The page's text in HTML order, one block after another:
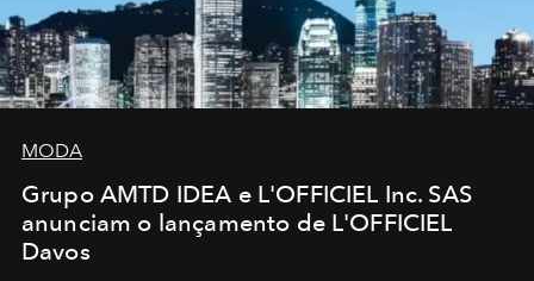
MODA
Grupo AMTD IDEA e L'OFFICIEL Inc. SAS
anunciam o lançamento de L'OFFICIEL
Davos